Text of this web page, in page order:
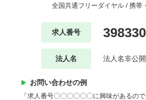
全国共通フリーダイヤル / 携帯
求人番号 398330
法人名 法人名非公開
お問い合わせの例
「求人番号〇〇〇〇〇〇に興味があるの